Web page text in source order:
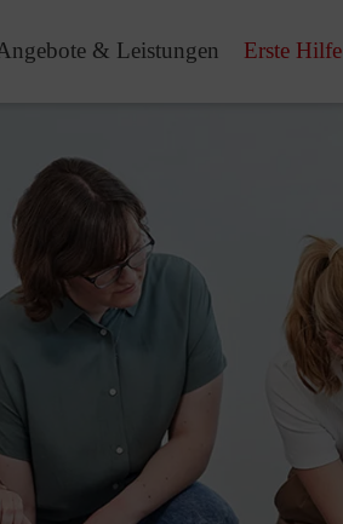
& Leistungen Erste Hilfe